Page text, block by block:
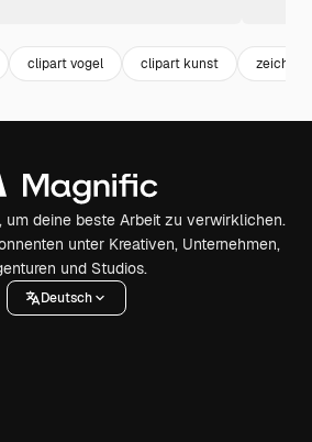
clipart vogel clipart kunst
um deine beste Arbeit zu verwirklichen.
unter Kreativen, Unternehmen,
und Studios.
Deutsch